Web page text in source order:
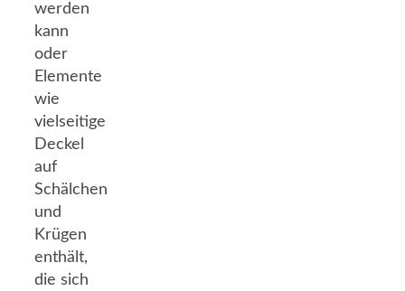
werden
kann
oder
Elemente
wie
vielseitige
Deckel
auf
Schälchen
und
Krügen
enthält,
die sich